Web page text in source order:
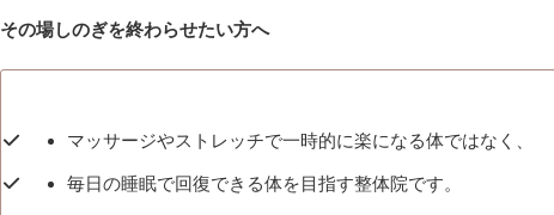
その場しのぎを終わらせたい方へ
マッサージやストレッチで一時的に楽になる体ではなく、
毎日の睡眠で回復できる体を目指す整体院です。